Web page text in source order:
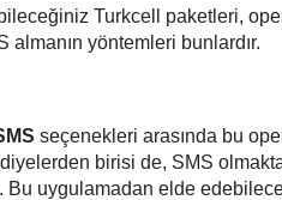
Turkcell paketleri,
almanın yöntemleri bunlardır.
seçenekleri arasında bu
birisi de, SMS
Bu uygulamadan elde